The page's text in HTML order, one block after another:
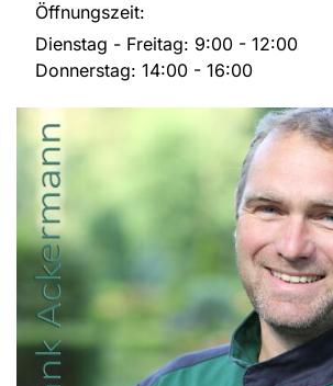
Öffnungszeit:
Dienstag - Freitag: 9:00 - 12:00
Donnerstag: 14:00 - 16:00